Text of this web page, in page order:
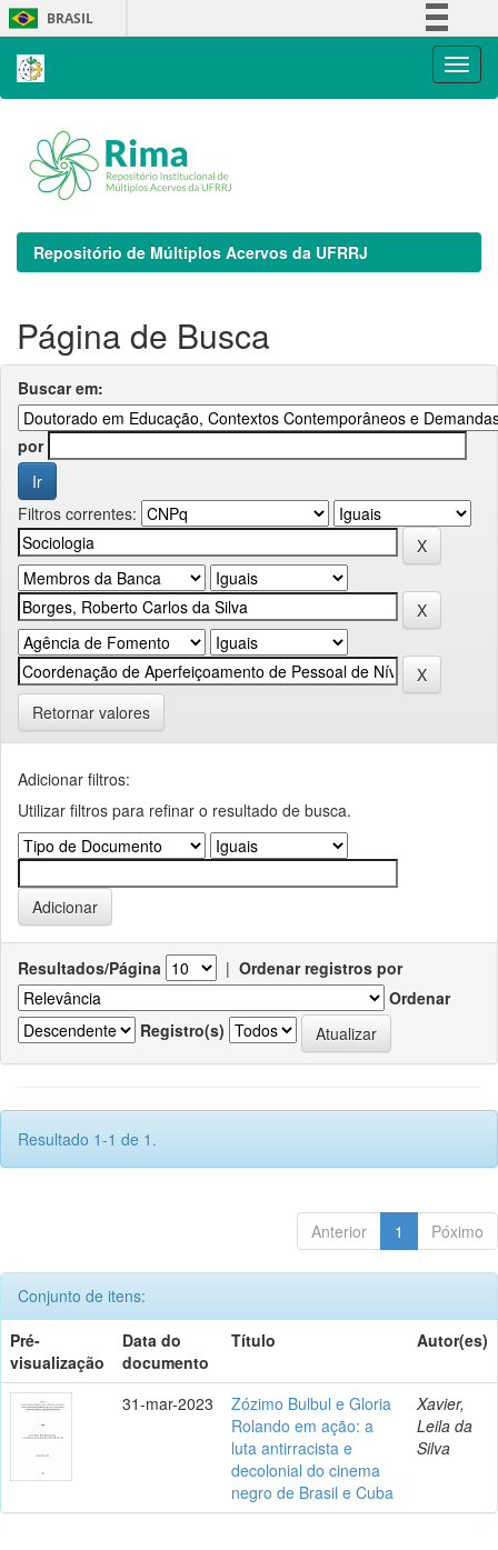
Skip
navigation
BRASIL
Repositório de Múltiplos Acervos da UFRRJ
Página de Busca
Buscar em:
por
Filtros correntes:
Retornar valores
Adicionar filtros:
Utilizar filtros para refinar o resultado de busca.
Resultados/Página | Ordenar registros por
Ordenar
Registro(s)
Resultado 1-1 de 1.
Anterior 1 Póximo
Conjunto de itens:
Pré-
visualização
Data do
documento
Título Autor(es)
31-mar-2023
Zózimo Bulbul e Gloria
Rolando em ação: a
luta antirracista e
decolonial do cinema
negro de Brasil e Cuba
Xavier,
Leila da
Silva